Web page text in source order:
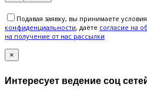
Подавая заявку, вы принимаете
конфиденциальности, даёте cогласие на
на получение от нас рассылки
×
Интересует ведение соц